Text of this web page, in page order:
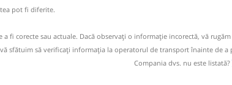
bere
pot fi diferite.
fi corecte sau actuale. Dacă observați o informaţie incorectă, vă
sfătuim să verificaţi informaţia la operatorul de transport înainte de a
Compania dvs. nu este listată?